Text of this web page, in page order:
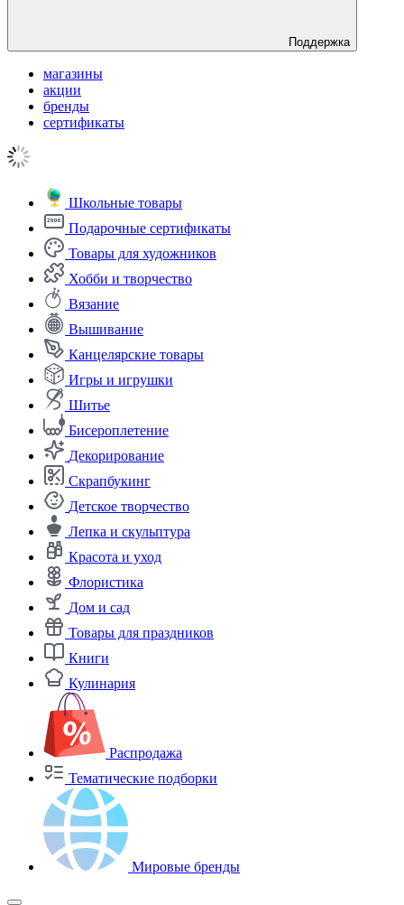
Поддержка
магазины
акции
бренды
сертификаты
Школьные товары
Подарочные сертификаты
Товары для художников
Хобби и творчество
Вязание
Вышивание
Канцелярские товары
Игры и игрушки
Шитье
Бисероплетение
Декорирование
Скрапбукинг
Детское творчество
Лепка и скульптура
Красота и уход
Флористика
Дом и сад
Товары для праздников
Книги
Кулинария
Распродажа
Тематические подборки
Мировые бренды